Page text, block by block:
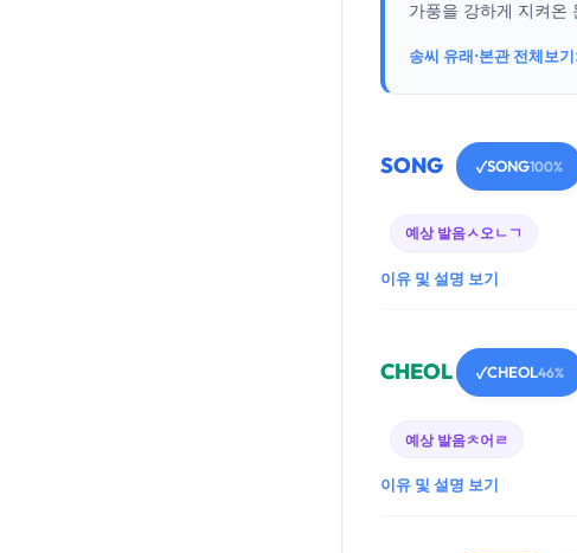
가풍을 강하게 지켜온
송씨 유래·본관 전체보기
SONG ✓SONG100%
예상 발음ㅅ오ㄴㄱ
이유 및 설명 보기
CHEOL ✓CHEOL46%
예상 발음ㅊ어ㄹ
이유 및 설명 보기